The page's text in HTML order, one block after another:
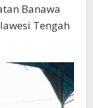
Banawa
Tengah